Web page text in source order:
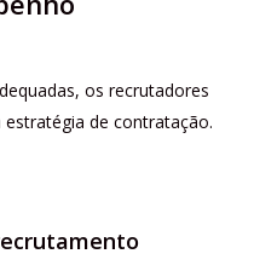
os recrutadores
de contratação.